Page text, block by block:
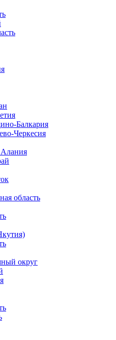
Балкария
Черкесия
Алания
область
округ